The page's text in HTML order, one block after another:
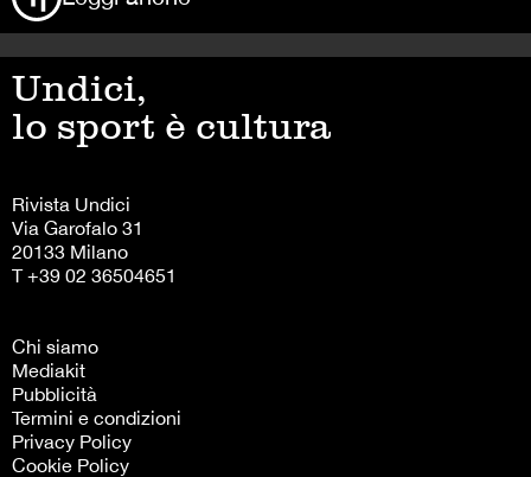
Undici,
lo sport è cultura
Rivista Undici
Via Garofalo 31
20133 Milano
T +39 02 36504651
Chi siamo
Mediakit
Pubblicità
Termini e condizioni
Privacy Policy
Cookie Policy